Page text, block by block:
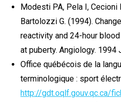
Modesti PA, Pela I, Cecioni
Bartolozzi G. (1994).
reactivity and 24-hour
at puberty. Angiology. 1994
Office québécois de la
terminologique : sport
http://gdt.oqlf.gouv.qc.ca/